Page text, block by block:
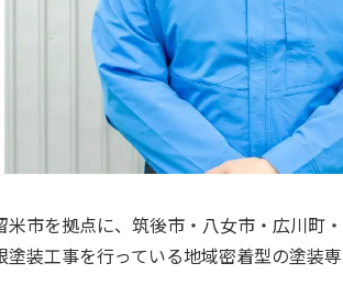
市を拠点に、筑後市・八女市・広川町
装工事を行っている地域密着型の塗装専